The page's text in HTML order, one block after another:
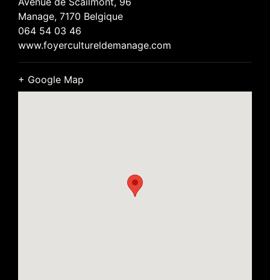
Manage, 7170 Belgique
064 54 03 46
www.foyercultureldemanage.com
+ Google Map